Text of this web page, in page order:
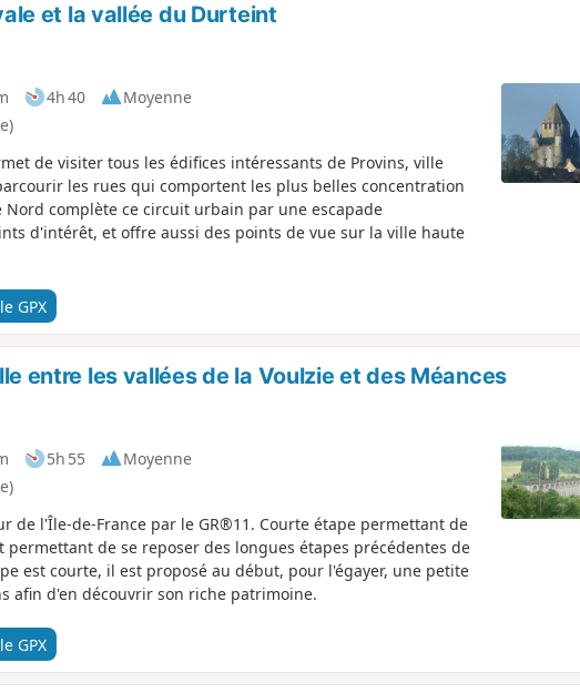
et la vallée du Durteint
4h 40
Moyenne
de visiter tous les édifices intéressants de Provins, ville
les rues qui comportent les plus belles concentration
Nord complète ce circuit urbain par une escapade
d'intérêt, et offre aussi des points de vue sur la ville haute
GPX
entre les vallées de la Voulzie et des Méances
5h 55
Moyenne
de l'Île-de-France par le GR®11. Courte étape permettant de
de se reposer des longues étapes précédentes de
est courte, il est proposé au début, pour l'égayer, une petite
afin d'en découvrir son riche patrimoine.
GPX